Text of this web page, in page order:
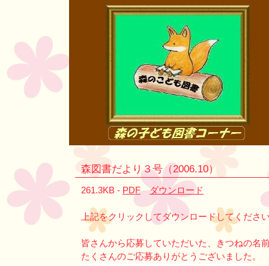
森図書だより３号（2006.10）
261.3KB - PDF ダウンロード
上記をクリックしてダウンロードしてくださ
皆さんから応募していただいた、きつねの名
たくさんのご応募ありがとうございました。